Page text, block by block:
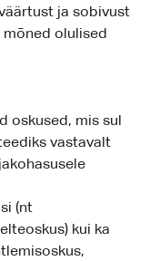
ja sobivust
mõned olulised
oskused, mis sul
vastavalt
(nt
kui ka